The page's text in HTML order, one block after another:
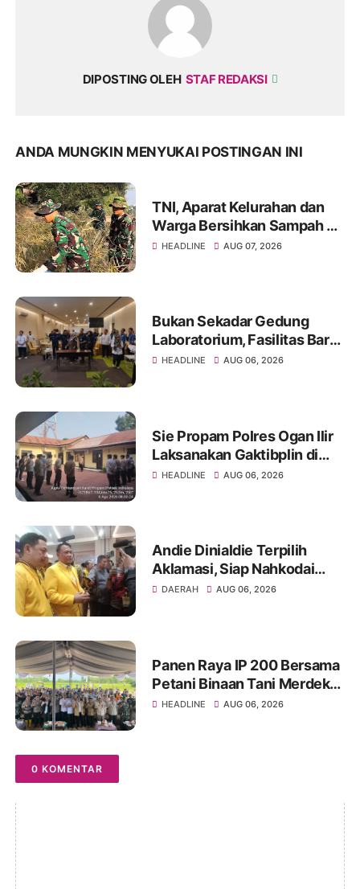
DIPOSTING OLEH STAF REDAKSI
ANDA MUNGKIN MENYUKAI POSTINGAN INI
TNI, Aparat Kelurahan dan
Warga Bersihkan Sampah di
Bantaran Sungai Sa'dan
HEADLINE AUG 07, 2026
Bukan Sekadar Gedung
Laboratorium, Fasilitas Baru
di Jakabaring Akan Perkuat
HEADLINE AUG 06, 2026
Sie Propam Polres Ogan Ilir
Laksanakan Gaktibplin di
Polsek Indralaya, Tingkatkan
HEADLINE AUG 06, 2026
Andie Dinialdie Terpilih
Aklamasi, Siap Nahkodai
Golkar Sumsel dengan
DAERAH AUG 06, 2026
Panen Raya IP 200 Bersama
Petani Binaan Tani Merdeka
Indonesia Ogan Ilir
HEADLINE AUG 06, 2026
0 KOMENTAR